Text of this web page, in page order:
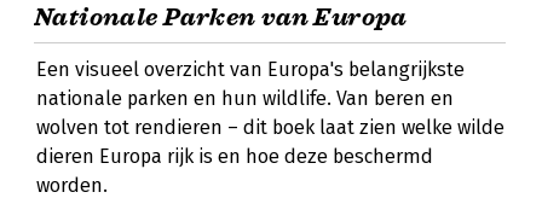
Nationale Parken van Europa
Een visueel overzicht van Europa's belangrijkste
nationale parken en hun wildlife. Van beren en
wolven tot rendieren – dit boek laat zien welke wilde
dieren Europa rijk is en hoe deze beschermd
worden.